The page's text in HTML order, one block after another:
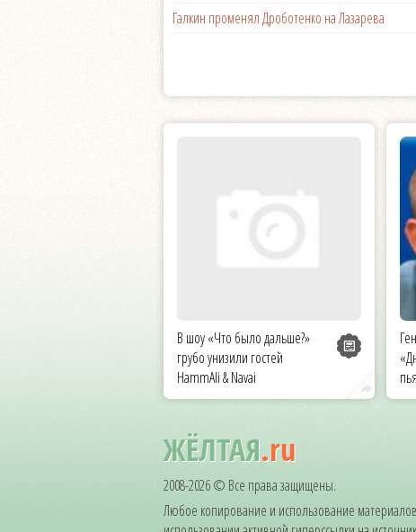
Галкин променял Дроботенко на Лазарева
В шоу «Что было дальше?»
грубо унизили гостей
HammAli & Navai
ЖЁЛТАЯ.ru
2008-2026 © Все права защищены.
Любое копирование и использование